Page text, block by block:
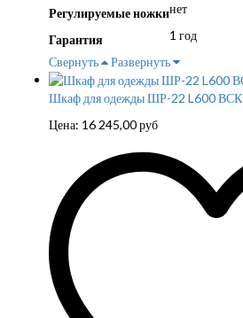
Регулируемые ножкинет
Гарантия
1 год
Свернуть
Развернуть
Шкаф для одежды ШР-22 L600 ВСК
Цена: 16 245,00руб